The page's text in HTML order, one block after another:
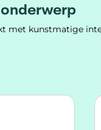
met kunstmatige